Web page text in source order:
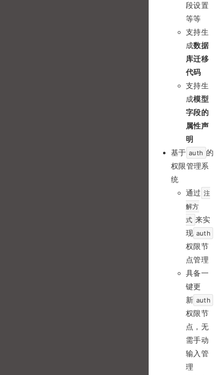
段设置
等等
支持生
成数据
库迁移
代码
支持生
成模型
字段的
属性声
明
基于 auth 的
权限管理系
统
通过 注
解方
式 来实
现 auth
权限节
点管理
具备一
键更
新 auth
权限节
点，无
需手动
输入管
理